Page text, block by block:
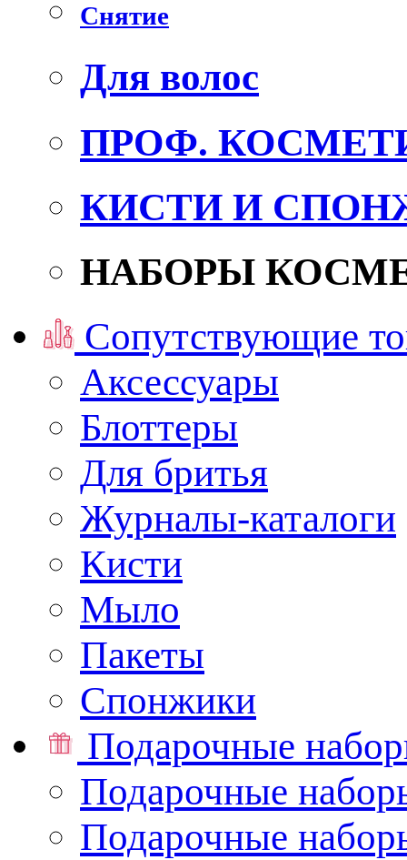
Снятие
Для волос
ПРОФ.
КИСТИ И
НАБОРЫ
Сопутствующие
Аксессуары
Блоттеры
Для бритья
Журналы-каталоги
Кисти
Мыло
Пакеты
Спонжики
Подарочные
Подарочные
Подарочные